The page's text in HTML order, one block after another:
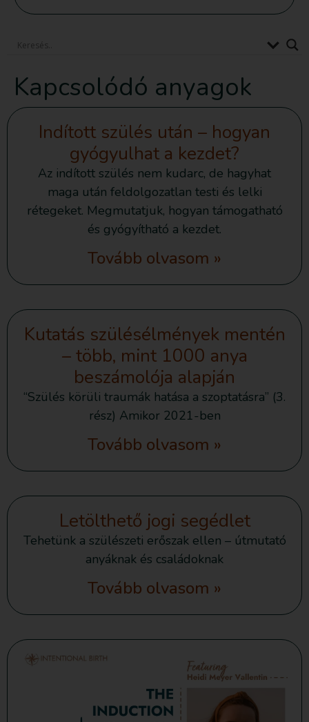
Kapcsolódó anyagok
Indított szülés után – hogyan
gyógyulhat a kezdet?
Az indított szülés nem kudarc, de hagyhat
maga után feldolgozatlan testi és lelki
rétegeket. Megmutatjuk, hogyan támogatható
és gyógyítható a kezdet.
Tovább olvasom »
Kutatás szülésélmények mentén
– több, mint 1000 anya
beszámolója alapján
“Szülés körüli traumák hatása a szoptatásra” (3.
rész) Amikor 2021-ben
Tovább olvasom »
Letölthető jogi segédlet
Tehetünk a szülészeti erőszak ellen – útmutató
anyáknak és családoknak
Tovább olvasom »